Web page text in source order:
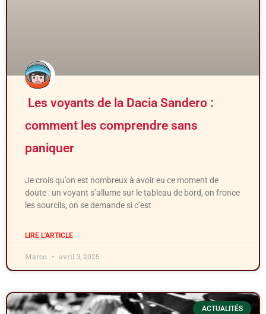
Les voyants de la Dacia Sandero :
comment les comprendre sans
paniquer
Je crois qu’on est nombreux à avoir eu ce moment de
doute : un voyant s’allume sur le tableau de bord, on fronce
les sourcils, on se demande si c’est
LIRE L'ARTICLE
Marco avril 3, 2025
ACTUALITÉS